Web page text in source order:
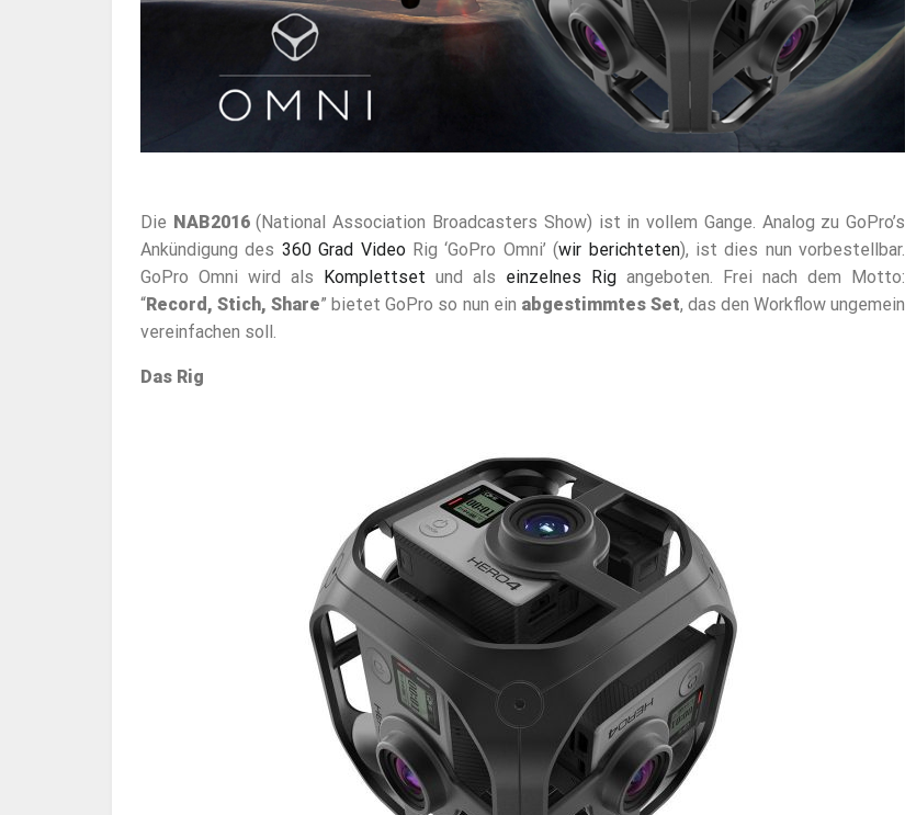
Die NAB2016(National Association Broadcasters Show) ist in vollem Gange. Analog zu GoPro’s
Ankündigung des 360 Grad VideoRig ‘GoPro Omni’ (wir berichteten), ist dies nun vorbestellbar.
GoPro Omni wird als Komplettset und als einzelnes Rig angeboten. Frei nach dem Motto:
“Record, Stich, Share” bietet GoPro so nun ein abgestimmtes Set, das den Workflow ungemein
vereinfachen soll.
Das Rig